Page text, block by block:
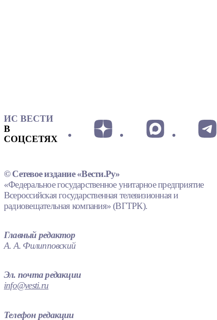
ИС ВЕСТИ
В
СОЦСЕТЯХ
© Сетевое издание «Вести.Ру»
«Федеральное государственное унитарное предприятие
Всероссийская государственная телевизионная и
радиовещательная компания» (ВГТРК).
Главный редактор
А. А. Филипповский
Эл. почта редакции
info@vesti.ru
Телефон редакции